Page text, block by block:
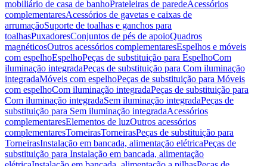
mobiliário de casa de banhoPrateleiras de paredeAcessórios
complementaresAcessórios de gavetas e caixas de
arrumaçãoSuporte de toalhas e ganchos para
toalhasPuxadoresConjuntos de pés de apoioQuadros
magnéticosOutros acessórios complementaresEspelhos e móveis
com espelhoEspelhoPeças de substituição para EspelhoCom
iluminação integradaPeças de substituição para Com iluminação
integradaMóveis com espelhoPeças de substituição para Móveis
com espelhoCom iluminação integradaPeças de substituição para
Com iluminação integradaSem iluminação integradaPeças de
substituição para Sem iluminação integradaAcessórios
complementaresElementos de luzOutros acessórios
complementaresTorneirasTorneirasPeças de substituição para
TorneirasInstalação em bancada, alimentação elétricaPeças de
substituição para Instalação em bancada, alimentação